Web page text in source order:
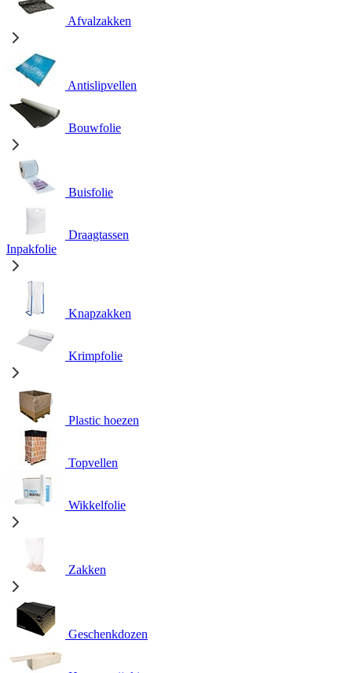
Afvalzakken
Antislipvellen
Bouwfolie
Buisfolie
Draagtassen
Inpakfolie
Knapzakken
Krimpfolie
Plastic hoezen
Topvellen
Wikkelfolie
Zakken
Geschenkdozen